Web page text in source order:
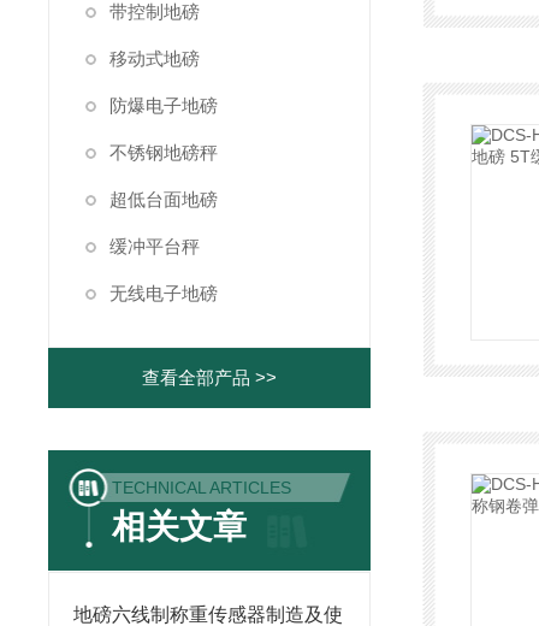
带控制地磅
移动式地磅
防爆电子地磅
不锈钢地磅秤
超低台面地磅
缓冲平台秤
无线电子地磅
查看全部产品 >>
TECHNICAL ARTICLES
相关文章
地磅六线制称重传感器制造及使